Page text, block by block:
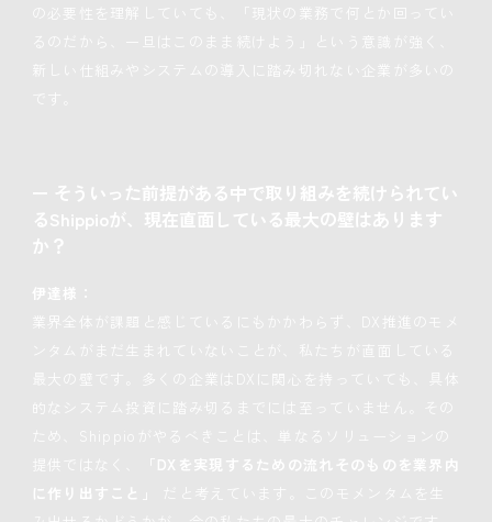
の必要性を理解していても、「現状の業務で何とか回ってい
るのだから、一旦はこのまま続けよう」という意識が強く、
新しい仕組みやシステムの導入に踏み切れない企業が多いの
です。
ー そういった前提がある中で取り組みを続けられてい
るShippioが、現在直面している最大の壁はあります
か ？
伊達様：
業界全体が課題と感じているにもかかわらず、DX推進のモメ
ンタムがまだ生まれていないことが、私たちが直面している
最大の壁です。多くの企業はDXに関心を持っていても、具体
的なシステム投資に踏み切るまでには至っていません。その
ため、Shippioがやるべきことは、単なるソリューションの
提供ではなく、
「DXを実現するための流れそのものを業界内
に作り出すこと」